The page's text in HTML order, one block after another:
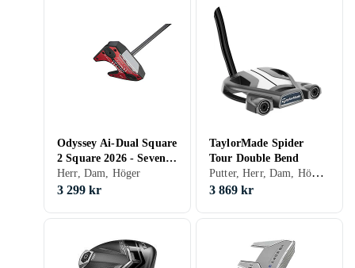
Odyssey Ai-Dual Square
2 Square 2026 - Seven
Putter
Herr, Dam, Höger
3 299 kr
TaylorMade Spider
Tour Double Bend
Putter, Herr, Dam, Höger, Vänster, Stålskaft
3 869 kr